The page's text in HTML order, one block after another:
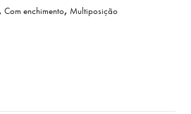
,Com enchimento,Multiposição